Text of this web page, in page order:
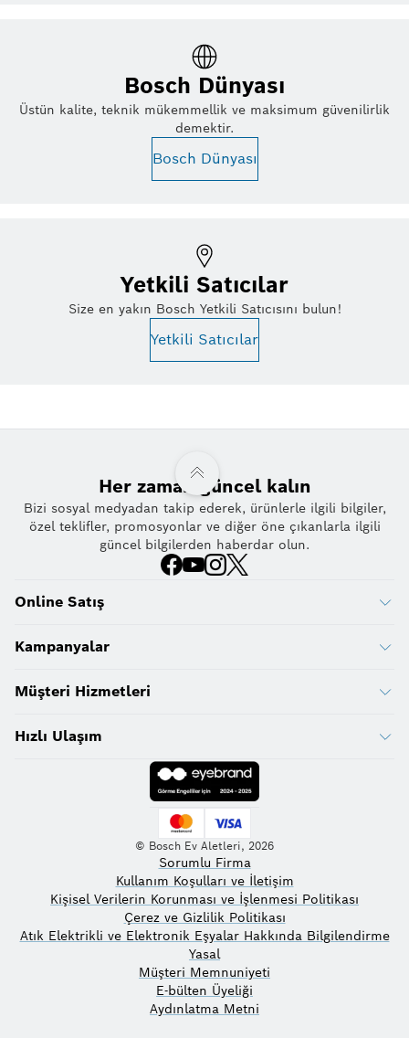
Bosch Dünyası
Üstün kalite, teknik mükemmellik ve maksimum güvenilirlik
demektir.
Bosch Dünyası
Yetkili Satıcılar
Size en yakın Bosch Yetkili Satıcısını bulun!
Yetkili Satıcılar
Her zaman güncel kalın
Bizi sosyal medyadan takip ederek, ürünlerle ilgili bilgiler,
özel teklifler, promosyonlar ve diğer öne çıkanlarla ilgili
güncel bilgilerden haberdar olun.
Online Satış
Kampanyalar
Müşteri Hizmetleri
Hızlı Ulaşım
© Bosch Ev Aletleri, 2026
Sorumlu Firma
Kullanım Koşulları ve İletişim
Kişisel Verilerin Korunması ve İşlenmesi Politikası
Çerez ve Gizlilik Politikası
Atık Elektrikli ve Elektronik Eşyalar Hakkında Bilgilendirme
Yasal
Müşteri Memnuniyeti
E-bülten Üyeliği
Aydınlatma Metni